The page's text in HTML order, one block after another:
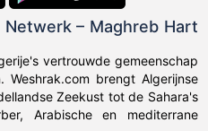
– Maghreb Hart
vertrouwde gemeenschap
Weshrak.com brengt Algerijnse
Zeekust tot de Sahara's
Arabische en mediterrane